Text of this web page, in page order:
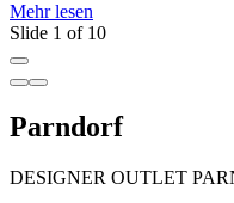
Mehr lesen
Slide 1 of 10
Parndorf
DESIGNER OUTLET